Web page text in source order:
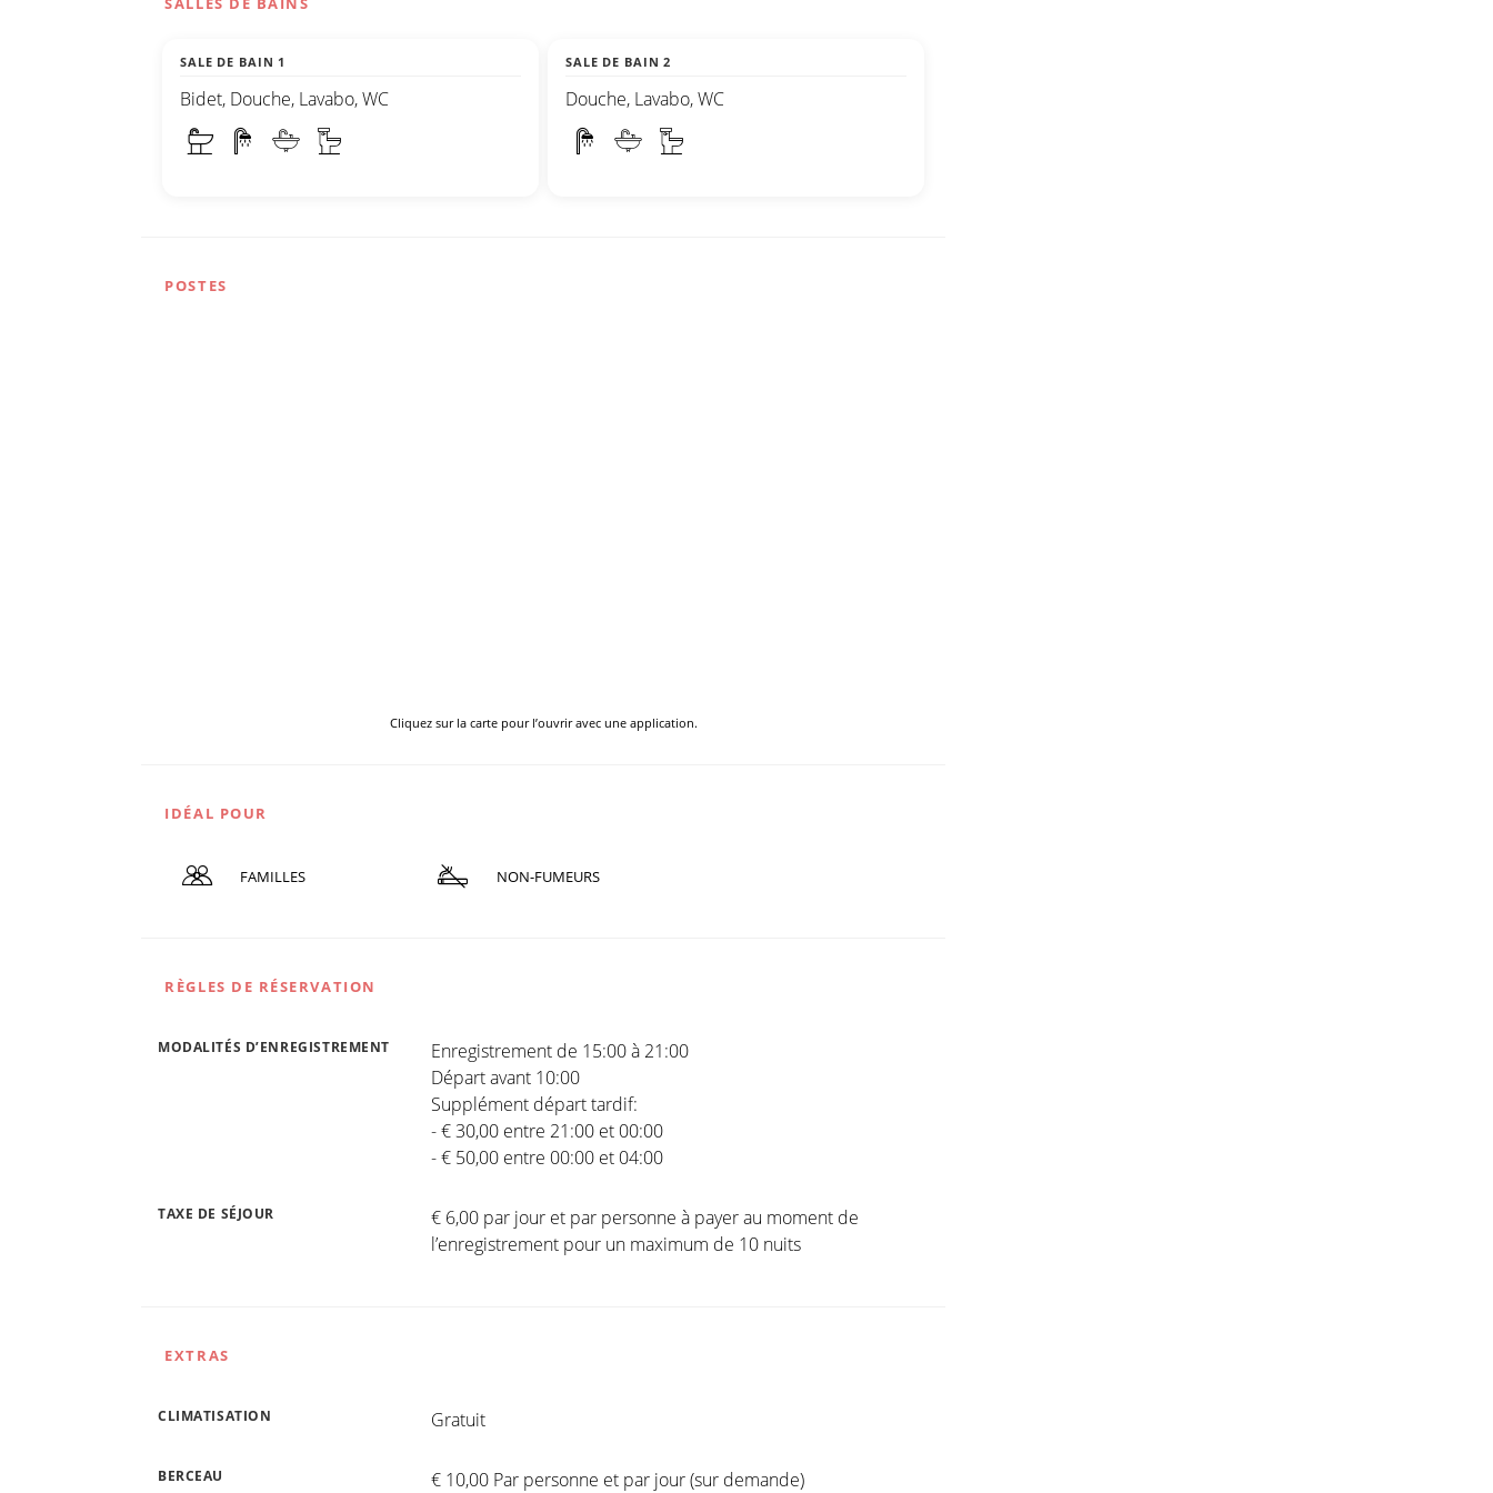
SALE DE BAIN 1
Bidet, Douche, Lavabo, WC
SALE DE BAIN 2
Douche, Lavabo, WC
POSTES
Cliquez sur la carte pour l’ouvrir avec une application.
IDÉAL POUR
FAMILLES NON-FUMEURS
RÈGLES DE RÉSERVATION
MODALITÉS D’ENREGISTREMENT
Enregistrement de 15:00 à 21:00
Départ avant 10:00
Supplément départ tardif:
- € 30,00 entre 21:00 et 00:00
- € 50,00 entre 00:00 et 04:00
TAXE DE SÉJOUR
€ 6,00 par jour et par personne à payer au moment de
l’enregistrement pour un maximum de 10 nuits
EXTRAS
CLIMATISATION Gratuit
BERCEAU € 10,00 Par personne et par jour (sur demande)